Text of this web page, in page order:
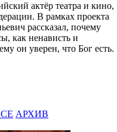
актёр театра и кино,
В рамках проекта
рассказал, почему
как ненависть и
он уверен, что Бог есть.
АРХИВ